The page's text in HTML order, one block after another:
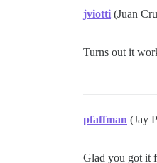
jviotti (Juan
Turns out it
pfaffman (Jay
Glad you got it